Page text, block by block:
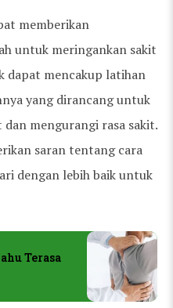
memberikan
untuk meringankan sakit
dapat mencakup latihan
yang dirancang untuk
mengurangi rasa sakit.
saran tentang cara
dengan lebih baik untuk
Terasa